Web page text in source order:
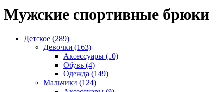
Мужские спортивные брюки
Детское (289)
Девочки (163)
Аксессуары (10)
Обувь (4)
Одежда (149)
Мальчики (124)